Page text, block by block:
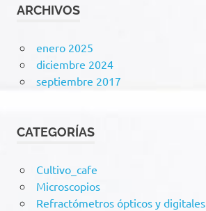
ARCHIVOS
enero 2025
diciembre 2024
septiembre 2017
CATEGORÍAS
Cultivo_cafe
Microscopios
Refractómetros ópticos y digitales